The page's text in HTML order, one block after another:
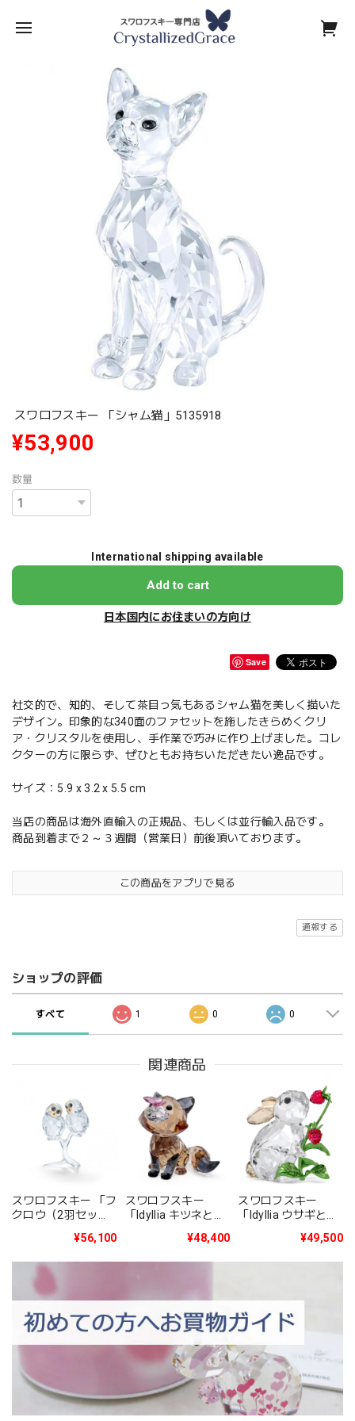
スワロフスキー 「シャム猫」5135918
¥53,900
数量
International shipping available
Add to cart
日本国内にお住まいの方向け
Save
社交的で、知的、そして茶目っ気もあるシャム猫を美しく描いた
デザイン。印象的な340面のファセットを施したきらめくクリ
ア・クリスタルを使用し、手作業で巧みに作り上げました。コレ
クターの方に限らず、ぜひともお持ちいただきたい逸品です。
サイズ：5.9 x 3.2 x 5.5 cm
当店の商品は海外直輸入の正規品、もしくは並行輸入品です。
商品到着まで２～３週間（営業日）前後頂いております。
この商品をアプリで見る
通報する
ショップの評価
すべて 1 0 0
関連商品
スワロフスキー 「フ
クロウ（2羽セッ
¥56,100
スワロフスキー
「Idyllia キツネとチ
¥48,400
スワロフスキー
「Idyllia ウサギと木
¥49,500